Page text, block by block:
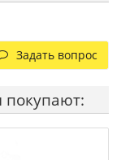
Задать вопрос